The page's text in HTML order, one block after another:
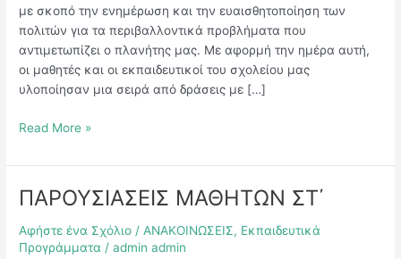
με σκοπό την ενημέρωση και την ευαισθητοποίηση των
πολιτών για τα περιβαλλοντικά προβλήματα που
αντιμετωπίζει ο πλανήτης μας. Με αφορμή την ημέρα αυτή,
οι μαθητές και οι εκπαιδευτικοί του σχολείου μας
υλοποίησαν μια σειρά από δράσεις με […]
Read More »
ΠΑΡΟΥΣΙΑΣΕΙΣ ΜΑΘΗΤΩΝ ΣΤ΄
Αφήστε ένα Σχόλιο / ΑΝΑΚΟΙΝΩΣΕΙΣ, Εκπαιδευτικά
Προγράμματα /admin admin
ΠΑΡΟΥΣΙΑΣΕΙΣ
ΣΤ΄